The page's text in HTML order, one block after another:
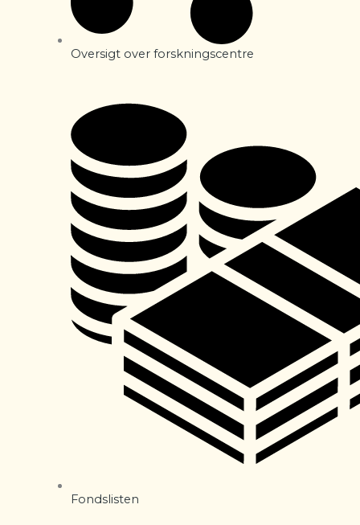
Oversigt over forskningscentre
Fondslisten